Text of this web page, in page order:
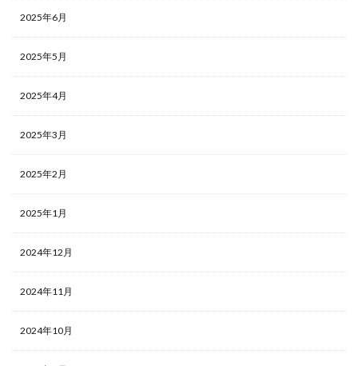
2025年6月
2025年5月
2025年4月
2025年3月
2025年2月
2025年1月
2024年12月
2024年11月
2024年10月